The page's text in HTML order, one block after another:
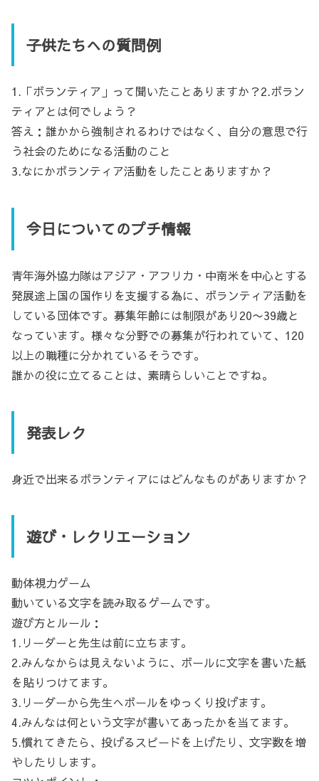
子供たちへの質問例
1.「ボランティア」って聞いたことありますか？2.ボラン
ティアとは何でしょう？
答え：誰かから強制されるわけではなく、自分の意思で行
う社会のためになる活動のこと
3.なにかボランティア活動をしたことありますか？
今日についてのプチ情報
青年海外協力隊はアジア・アフリカ・中南米を中心とする
発展途上国の国作りを支援する為に、ボランティア活動を
している団体です。募集年齢には制限があり20〜39歳と
なっています。様々な分野での募集が行われていて、120
以上の職種に分かれているそうです。
誰かの役に立てることは、素晴らしいことですね。
発表レク
身近で出来るボランティアにはどんなものがありますか？
遊び・レクリエーション
動体視力ゲーム
動いている文字を読み取るゲームです。
遊び方とルール：
1.リーダーと先生は前に立ちます。
2.みんなからは見えないように、ボールに文字を書いた紙
を貼りつけてます。
3.リーダーから先生へボールをゆっくり投げます。
4.みんなは何という文字が書いてあったかを当てます。
5.慣れてきたら、投げるスピードを上げたり、文字数を増
やしたりします。